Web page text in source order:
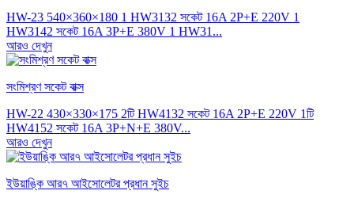
HW-23 540×360×180 1 HW3132 সকেট 16A 2P+E 220V 1
HW3142 সকেট 16A 3P+E 380V 1 HW31...
আরও দেখুন
সংমিশ্রণ সকেট বাক্স
HW-22 430×330×175 2টি HW4132 সকেট 16A 2P+E 220V 1টি
HW4152 সকেট 16A 3P+N+E 380V...
আরও দেখুন
ইউয়াঙ্কি আর৭ আইসোলেটর প্রধান সুইচ